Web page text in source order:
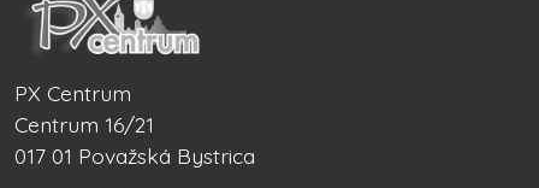
PX Centrum
Centrum 16/21
017 01 Považská Bystrica